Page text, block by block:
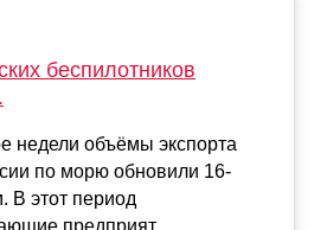
беспилотников
недели объёмы экспорта
по морю обновили 16-
В этот период
предприят...